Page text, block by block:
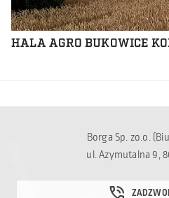
HALA AGRO BUKOWICE
Borga Sp. zo.o.
ul. Azymutalna 9,